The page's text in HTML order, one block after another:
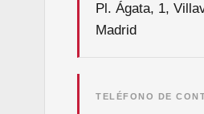
Pl. Ágata, 1,
Madrid
TELÉFONO DE